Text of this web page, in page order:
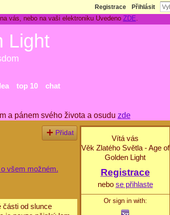
Registrace Přihlásit
vás, nebo na vaši elektroniku Uvedeno ZDE.
Light
top 10 chat
a pánem svého života a osudu zde
Přidat
všem možném.
části od slunce
Vítá vás
Věk Zlatého Světla - Age of
Golden Light
Registrace
nebo se přihlaste
Or sign in with: